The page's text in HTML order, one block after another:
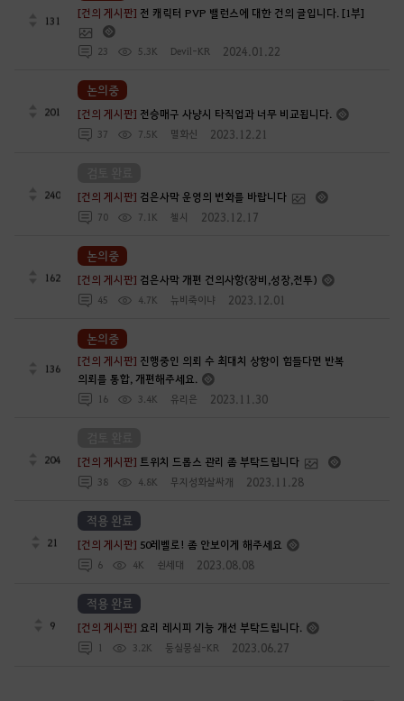
131
[건의 게시판] 전 캐릭터 PVP 밸런스에 대한 건의 글입니다. [1부]
23 5.3K Devil-KR 2024.01.22
201 [건의 게시판] 전승매구 사냥시 타직업과 너무 비교됩니다.
37 7.5K 멸화신 2023.12.21
논의중
240 [건의 게시판] 검은사막 운영의 변화를 바랍니다
70 7.1K 첼시 2023.12.17
162 [건의 게시판] 검은사막 개편 건의사항(장비,성장,전투)
45 4.7K 뉴비죽이냐 2023.12.01
논의중
136
[건의 게시판] 진행중인 의뢰 수 최대치 상향이 힘들다면 반복
의뢰를 통합, 개편해주세요.
16 3.4K 유리은 2023.11.30
논의중
204 [건의 게시판]트위치 드롭스 관리 좀 부탁드립니다
38 4.8K 무지성화살싸개 2023.11.28
21 [건의 게시판] 50레벨로! 좀 안보이게 해주세요
6 4K 쉰세대 2023.08.08
적용 완료
9 [건의 게시판]요리 레시피 기능 개선 부탁드립니다.
1 3.2K 둥실뭉실-KR 2023.06.27
적용 완료